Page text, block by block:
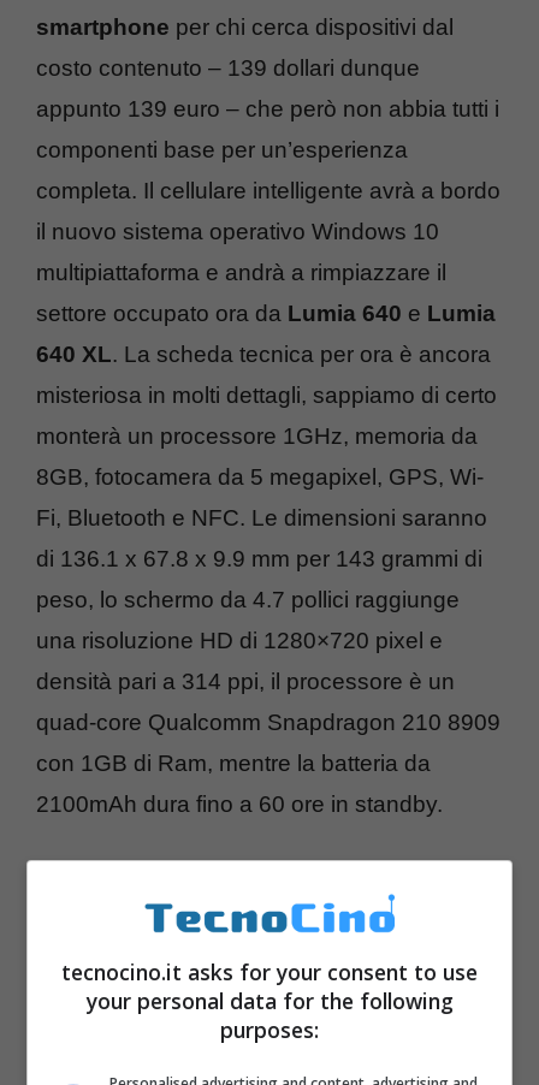
smartphone per chi cerca dispositivi dal
costo contenuto – 139 dollari dunque
appunto 139 euro – che però non abbia tutti i
componenti base per un’esperienza
completa. Il cellulare intelligente avrà a bordo
il nuovo sistema operativo Windows 10
multipiattaforma e andrà a rimpiazzare il
settore occupato ora da Lumia 640 e Lumia
640 XL. La scheda tecnica per ora è ancora
misteriosa in molti dettagli, sappiamo di certo
monterà un processore 1GHz, memoria da
8GB, fotocamera da 5 megapixel, GPS, Wi-
Fi, Bluetooth e NFC. Le dimensioni saranno
di 136.1 x 67.8 x 9.9 mm per 143 grammi di
peso, lo schermo da 4.7 pollici raggiunge
una risoluzione HD di 1280×720 pixel e
densità pari a 314 ppi, il processore è un
quad-core Qualcomm Snapdragon 210 8909
con 1GB di Ram, mentre la batteria da
2100mAh dura fino a 60 ore in standby.
tecnocino.it asks for your consent to use
your personal data for the following
purposes: